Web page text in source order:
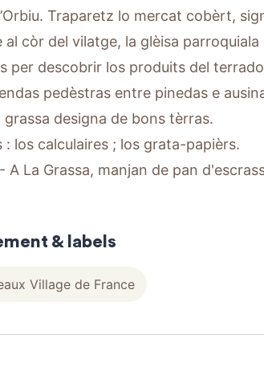
Traparetz lo mercat cobèrt,
al còr del vilatge, la glèisa
per descobrir los produits del
pedèstras entre pinedas e
grassa designa de bons tèrras.
: los calculaires ; los grata-papièrs.
A La Grassa, manjan de pan
& labels
Village de France